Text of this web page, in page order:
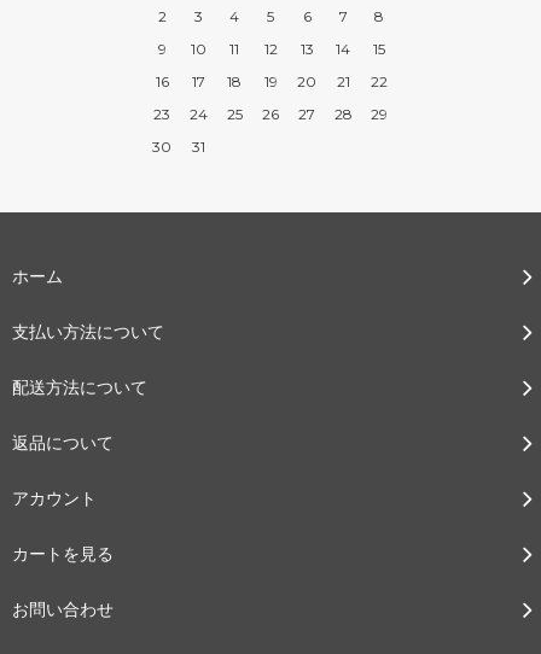
2
3 4 5 6 7
8
9
10 11 12 13 14
15
16
17 18 19 20 21
22
23
24 25 26 27 28
29
30
31
ホーム
支払い方法について
配送方法について
返品について
アカウント
カートを見る
お問い合わせ